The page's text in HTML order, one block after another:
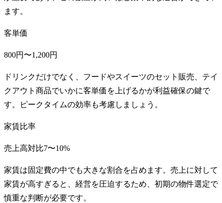
ます。
客単価
800円〜1,200円
ドリンクだけでなく、フードやスイーツのセット販売、テイ
クアウト商品でいかに客単価を上げるかが利益確保の鍵で
す。ピークタイムの効率も考慮しましょう。
家賃比率
売上高対比7〜10%
家賃は固定費の中でも大きな割合を占めます。売上に対して
家賃が高すぎると、経営を圧迫するため、初期の物件選定で
慎重な判断が必要です。